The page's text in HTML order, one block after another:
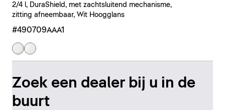
2/4 l, DuraShield, met zachtsluitend mechanisme,
zitting afneembaar, Wit Hoogglans
#490709AAA1
Zoek een dealer bij u in de
buurt